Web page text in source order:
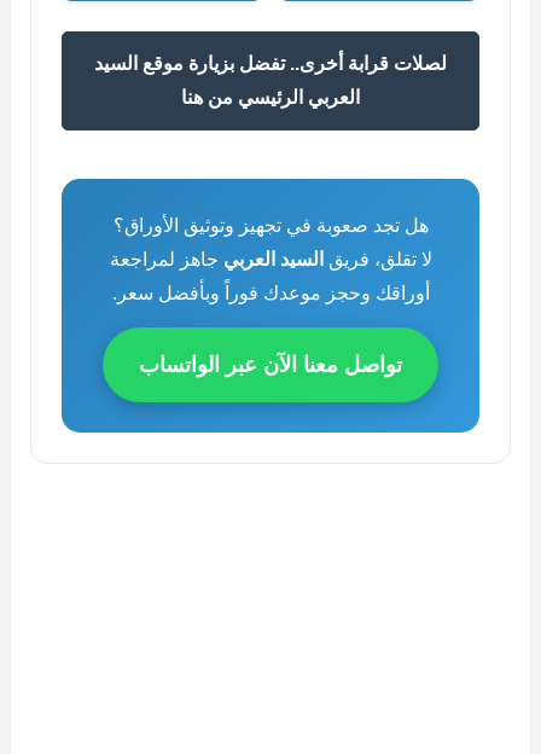
لصلات قرابة أخرى.. تفضل بزيارة موقع السيد
العربي الرئيسي من هنا
هل تجد صعوبة في تجهيز وتوثيق الأوراق؟
لا تقلق، فريق السيد العربي جاهز لمراجعة
أوراقك وحجز موعدك فوراً وبأفضل سعر.
تواصل معنا الآن عبر الواتساب